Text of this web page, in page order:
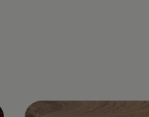
de iarna - o mancare